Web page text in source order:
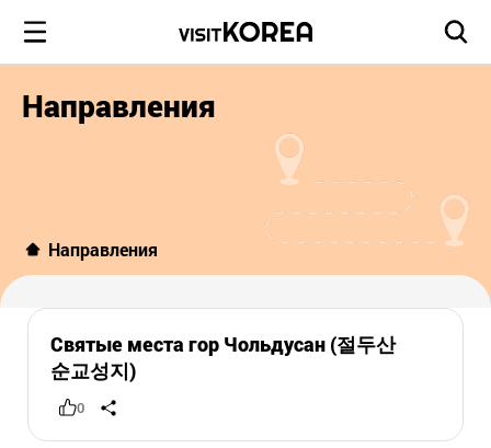
Направления
Направления
Святые места гор Чольдусан (절두산
순교성지)
0